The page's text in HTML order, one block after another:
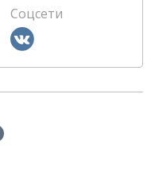
Соцсети